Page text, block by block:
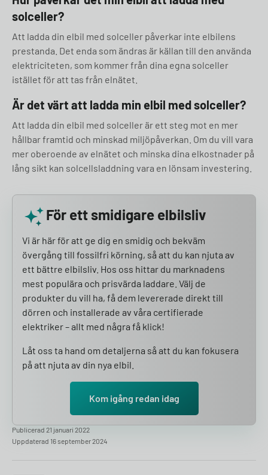
solceller?
Att ladda din elbil med solceller påverkar inte elbilens
prestanda. Det enda som ändras är källan till den använda
elektriciteten, som kommer från dina egna solceller
istället för att tas från elnätet.
Är det värt att ladda min elbil med solceller?
Att ladda din elbil med solceller är ett steg mot en mer
hållbar framtid och minskad miljöpåverkan. Om du vill vara
mer oberoende av elnätet och minska dina elkostnader på
lång sikt kan solcellsladdning vara en lönsam investering.
För ett smidigare elbilsliv
Vi är här för att ge dig en smidig och bekväm
övergång till fossilfri körning, så att du kan njuta av
ett bättre elbilsliv. Hos oss hittar du marknadens
mest populära och prisvärda laddare. Välj de
produkter du vill ha, få dem levererade direkt till
dörren och installerade av våra certifierade
elektriker – allt med några få klick!
Låt oss ta hand om detaljerna så att du kan fokusera
på att njuta av din nya elbil.
Kom igång redan idag
Publicerad 21 januari 2022
Uppdaterad 16 september 2024